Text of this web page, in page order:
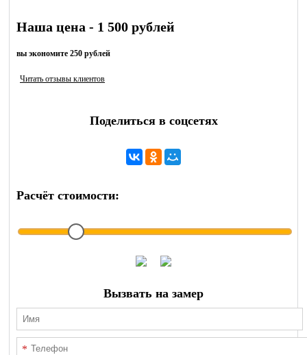
Наша цена - 1 500 рублей
вы экономите 250 рублей
Читать отзывы клиентов
Поделиться в соцсетях
Расчёт стоимости:
Вызвать на замер